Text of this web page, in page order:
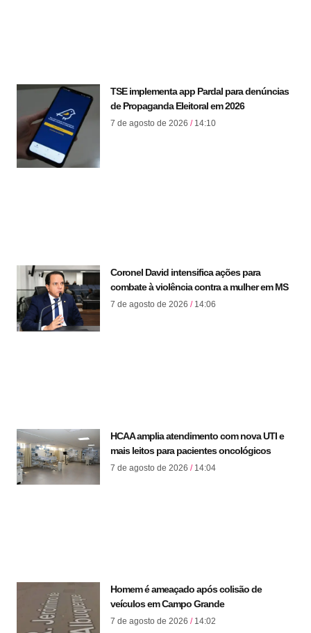
TSE implementa app Pardal para denúncias
de Propaganda Eleitoral em 2026
7 de agosto de 2026 14:10
Coronel David intensifica ações para
combate à violência contra a mulher em MS
7 de agosto de 2026 14:06
HCAA amplia atendimento com nova UTI e
mais leitos para pacientes oncológicos
7 de agosto de 2026 14:04
Homem é ameaçado após colisão de
veículos em Campo Grande
7 de agosto de 2026 14:02